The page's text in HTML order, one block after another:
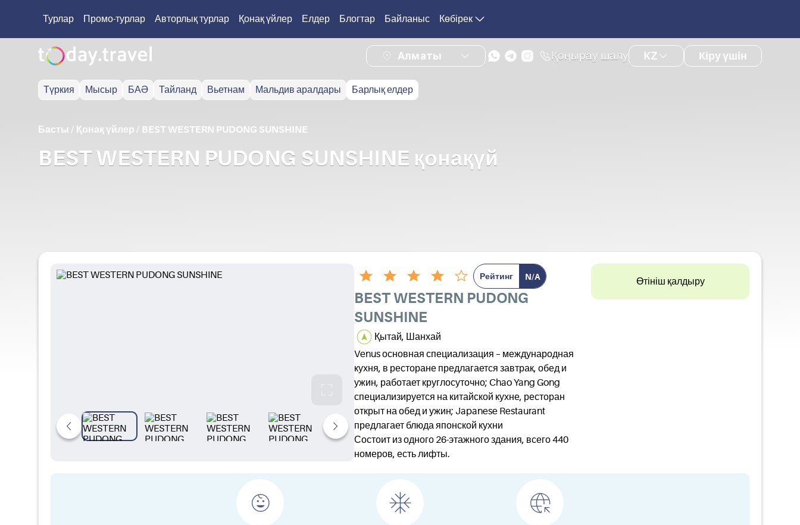
Турлар Промо-турлар Авторлық турлар Қонақ үйлер Елдер Блогтар Байланыс Көбірек
Алматы Қоңырау шалу KZ Кіру үшін
Түркия Мысыр БАӘ Тайланд Вьетнам Мальдив аралдары Барлық елдер
Басты / Қонақ үйлер / BEST WESTERN PUDONG SUNSHINE
BEST WESTERN PUDONG SUNSHINE қонақүй
Рейтинг N/A
BEST WESTERN PUDONG
SUNSHINE
Қытай, Шанхай
Venus основная специализация – международная
кухня, в ресторане предлагается завтрак, обед и
ужин, работает круглосуточно; Chao Yang Gong
специализируется на китайской кухне, ресторан
открыт на обед и ужин; Japanese Restaurant
предлагает блюда японской кухни
Состоит из одного 26-этажного здания, всего 440
номеров, есть лифты.
Өтініш қалдыру